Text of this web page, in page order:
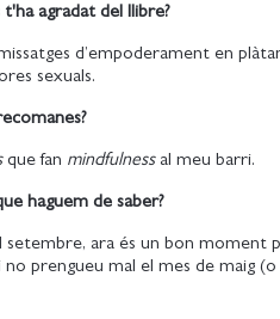
agradat del llibre?
d’empoderament en
sexuals.
que fan mindfulnessal meu barri.
haguem de saber?
setembre, ara és un bon moment
prengueu mal el mes de maig (o